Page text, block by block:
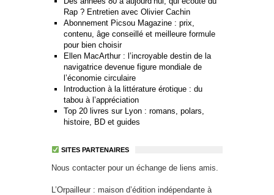
Rap ? Entretien avec Olivier Cachin
Abonnement Picsou Magazine : prix,
contenu, âge conseillé et meilleure formule
pour bien choisir
Ellen MacArthur : l’incroyable destin de la
navigatrice devenue figure mondiale de
l’économie circulaire
Introduction à la littérature érotique : du
tabou à l’appréciation
Top 20 livres sur Lyon : romans, polars,
histoire, BD et guides
SITES PARTENAIRES
Nous contacter pour un échange de liens amis.
L’Orpailleur : maison d’édition indépendante à